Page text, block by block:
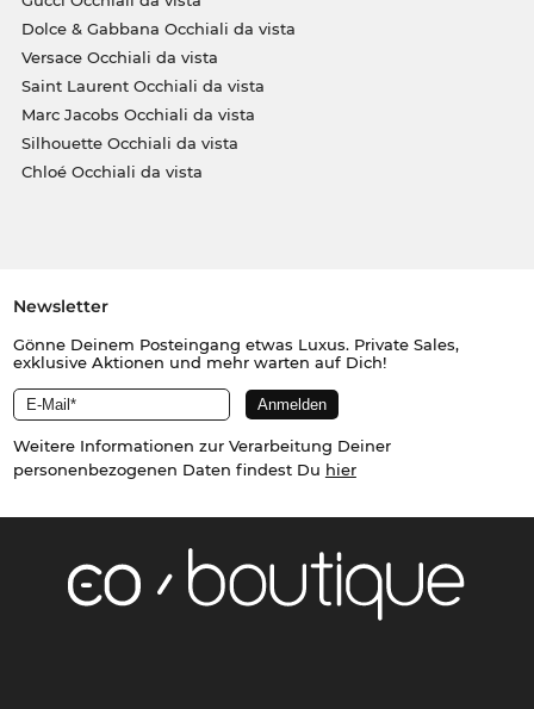
Dolce & Gabbana Occhiali da vista
Versace Occhiali da vista
Saint Laurent Occhiali da vista
Marc Jacobs Occhiali da vista
Silhouette Occhiali da vista
Chloé Occhiali da vista
Newsletter
Gönne Deinem Posteingang etwas Luxus. Private Sales,
exklusive Aktionen und mehr warten auf Dich!
Weitere Informationen zur Verarbeitung Deiner
personenbezogenen Daten findest Du hier